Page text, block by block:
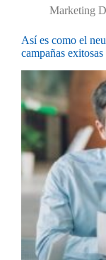
Marketing
Así es como el
campañas exitosas